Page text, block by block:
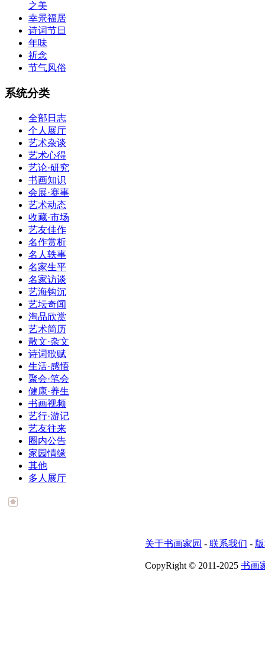
之美
幸景福居
诗词节日
年味
祈念
节气风俗
系统分类
全部日志
个人展厅
艺术杂谈
艺术心得
艺论·研究
书画知识
会展·赛事
艺术动态
收藏·市场
艺友佳作
名作赏析
名人轶事
名家生平
名家访谈
艺海钩沉
艺坛奇闻
淘品欣赏
艺术简历
散文·杂文
诗词歌赋
生活·感悟
聚会·笔会
健康·养生
书画视频
艺行·游记
艺友往来
圈内公告
家园情缘
其他
多人展厅
关于书画家园 - 联系我们 -
CopyRight © 2011-2025 书画